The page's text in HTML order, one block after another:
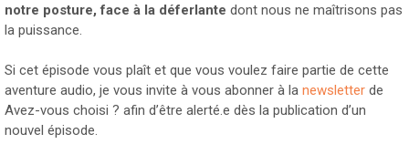
notre posture, face à la déferlante dont nous ne maîtrisons pas
la puissance.
Si cet épisode vous plaît et que vous voulez faire partie de cette
aventure audio, je vous invite à vous abonner à la newsletter de
Avez-vous choisi ? afin d’être alerté.e dès la publication d’un
nouvel épisode.